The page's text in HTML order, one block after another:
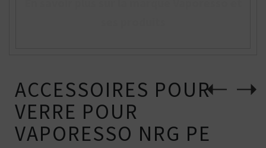
ACCESSOIRES POUR
VERRE POUR
VAPORESSO NRG PE